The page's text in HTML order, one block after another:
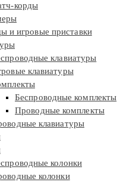
корды
и игровые приставки
клавиатуры
клавиатуры
Беспроводные комплекты
Проводные комплекты
клавиатуры
колонки
колонки